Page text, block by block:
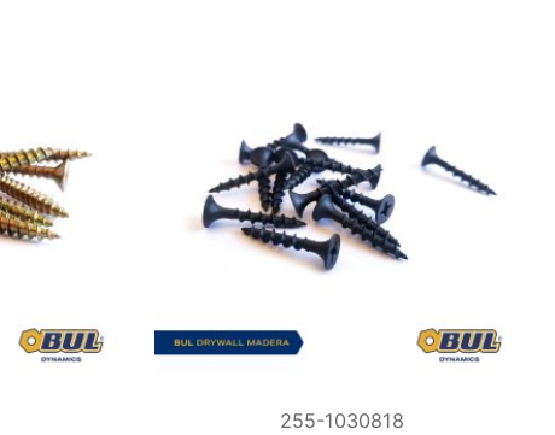
255-1030818